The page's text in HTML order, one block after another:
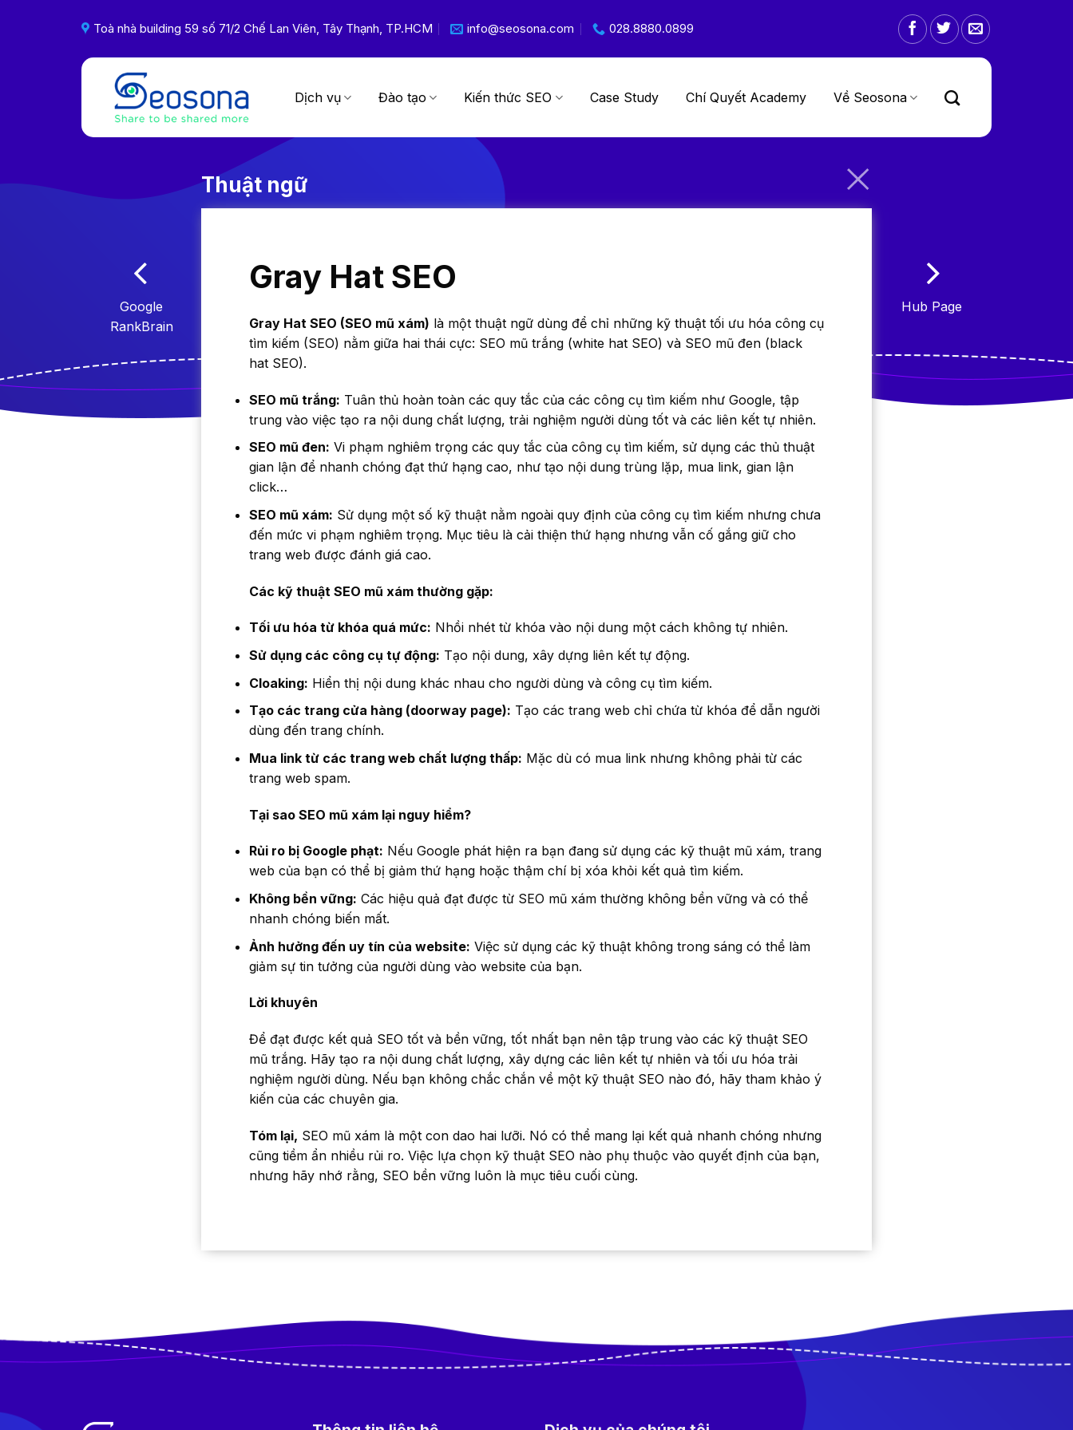
Toà nhà building 59 số 71/2 Chế Lan Viên, Tây Thạnh, TP.HCM info@seosona.com 028.8880.0899
Dịch vụ Đào tạo Kiến thức SEO Case Study Chí Quyết Academy Về Seosona
Google
RankBrain
Thuật ngữ
Gray Hat SEO
Gray Hat SEO (SEO mũ xám) là một thuật ngữ dùng để chỉ những kỹ thuật tối ưu hóa công cụ
tìm kiếm (SEO) nằm giữa hai thái cực: SEO mũ trắng (white hat SEO) và SEO mũ đen (black
hat SEO).
SEO mũ trắng: Tuân thủ hoàn toàn các quy tắc của các công cụ tìm kiếm như Google, tập
trung vào việc tạo ra nội dung chất lượng, trải nghiệm người dùng tốt và các liên kết tự nhiên.
SEO mũ đen: Vi phạm nghiêm trọng các quy tắc của công cụ tìm kiếm, sử dụng các thủ thuật
gian lận để nhanh chóng đạt thứ hạng cao, như tạo nội dung trùng lặp, mua link, gian lận
click…
SEO mũ xám: Sử dụng một số kỹ thuật nằm ngoài quy định của công cụ tìm kiếm nhưng chưa
đến mức vi phạm nghiêm trọng. Mục tiêu là cải thiện thứ hạng nhưng vẫn cố gắng giữ cho
trang web được đánh giá cao.
Các kỹ thuật SEO mũ xám thường gặp:
Tối ưu hóa từ khóa quá mức: Nhồi nhét từ khóa vào nội dung một cách không tự nhiên.
Sử dụng các công cụ tự động: Tạo nội dung, xây dựng liên kết tự động.
Cloaking: Hiển thị nội dung khác nhau cho người dùng và công cụ tìm kiếm.
Tạo các trang cửa hàng (doorway page): Tạo các trang web chỉ chứa từ khóa để dẫn người
dùng đến trang chính.
Mua link từ các trang web chất lượng thấp: Mặc dù có mua link nhưng không phải từ các
trang web spam.
Tại sao SEO mũ xám lại nguy hiểm?
Rủi ro bị Google phạt: Nếu Google phát hiện ra bạn đang sử dụng các kỹ thuật mũ xám, trang
web của bạn có thể bị giảm thứ hạng hoặc thậm chí bị xóa khỏi kết quả tìm kiếm.
Không bền vững: Các hiệu quả đạt được từ SEO mũ xám thường không bền vững và có thể
nhanh chóng biến mất.
Ảnh hưởng đến uy tín của website: Việc sử dụng các kỹ thuật không trong sáng có thể làm
giảm sự tin tưởng của người dùng vào website của bạn.
Lời khuyên
Để đạt được kết quả SEO tốt và bền vững, tốt nhất bạn nên tập trung vào các kỹ thuật SEO
mũ trắng. Hãy tạo ra nội dung chất lượng, xây dựng các liên kết tự nhiên và tối ưu hóa trải
nghiệm người dùng. Nếu bạn không chắc chắn về một kỹ thuật SEO nào đó, hãy tham khảo ý
kiến của các chuyên gia.
Tóm lại, SEO mũ xám là một con dao hai lưỡi. Nó có thể mang lại kết quả nhanh chóng nhưng
cũng tiềm ẩn nhiều rủi ro. Việc lựa chọn kỹ thuật SEO nào phụ thuộc vào quyết định của bạn,
nhưng hãy nhớ rằng, SEO bền vững luôn là mục tiêu cuối cùng.
Hub Page